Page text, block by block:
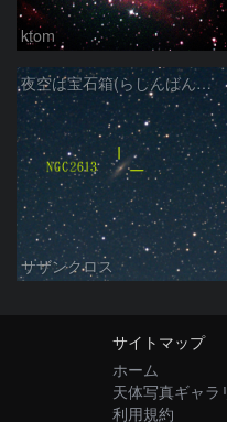
ktom
夜空は宝石箱(らしんばん座 NGC2613) Seestar50
サザンクロス
サイトマップ
ホーム
天体写真ギャラ
利用規約